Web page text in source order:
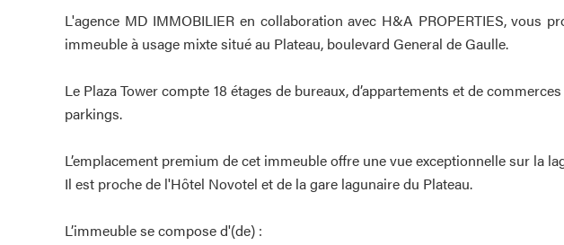
L'agence MD IMMOBILIER en collaboration avec H&A PROPERTIES, vous
immeuble à usage mixte situé au Plateau, boulevard General de Gaulle.
Le Plaza Tower compte 18 étages de bureaux, d’appartements et de
parkings.
L’emplacement premium de cet immeuble offre une vue exceptionnelle sur la
Il est proche de l'Hôtel Novotel et de la gare lagunaire du Plateau.
L’immeuble se compose d'(de) :